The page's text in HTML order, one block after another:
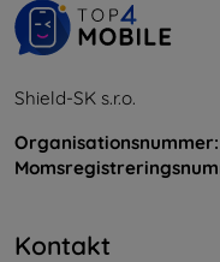
Shield-SK s.r.o.
Organisationsnummer:
Kontakt